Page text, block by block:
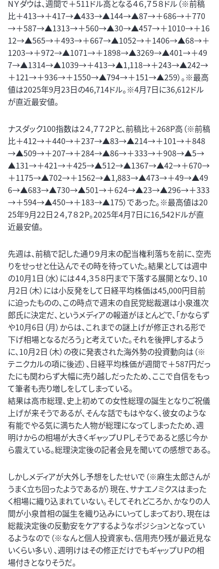
NＹダウは、週間で＋511ドル高となる４６,７５８ドル（※前稿
比＋413→＋417→▲433→▲144→▲87→＋686→＋770
→＋587→▲1313→＋560→▲30→▲457→＋1010→＋16
12→▲565→＋493→＋667→▲1052→＋1406→▲68→＋
1203→＋972→▲1071→＋1898→▲3269→▲401→＋49
7→▲1314→▲1039→＋413→▲1,118→＋243→▲242→
＋121→＋936→＋1550→▲794→＋151→▲259）。※最高
値は2025年9月23日の46,714ドル。※4月7日に36,612ドル
が直近最安値。
ナスダック100指数は２４,７７２Pと、前稿比＋268P高（※前稿
比＋412→＋440→＋237→▲83→▲214→＋101→＋848
→▲509→＋207→＋284→▲86→＋333→＋908→▲5→
▲131→＋421→＋425→▲512→▲1367→▲42→＋670→
＋1175→▲702→＋1562→▲1,883→▲473→＋49→▲49
6→▲683→▲730→▲501→＋624→▲23→▲296→＋333
→＋594→▲450→＋183→▲175）であった。※最高値は20
25年9月22日２４,７８２P。2025年4月7日に16,542ドルが直
近最安値。
先週は、前稿で記した通り９月末の配当権利落ちを前に、空売
りをせっせと仕込んでその時を待っていた。結果としては週中
の10月1日（水）には４４,３５８円まで下落する展開となり、10
月2日（木）には小反発をして日経平均株価は45,000円目前
に迫ったものの、この時点で週末の自民党総裁選は小泉進次
郎氏に決定だ、というメディアの報道がほとんどで、「かならず
や10月6日（月）からは、これまでの謎上げが修正される形で
下げ相場となるだろう」と考えていた。それを後押しするよう
に、10月2日（木）の夜に発表された海外勢の投資動向は（※
テニクカルの項に後述）、日経平均株価が週間で＋587円だっ
たにも関わらず大幅に売り越しだったため、ここで自信をもっ
て筆者も売り増しをしてしまっている。
結果は高市総理、史上初めての女性総理の誕生となりご祝儀
上げが来そうであるが、そんな話でもはやなく、彼女のような
有能でやる気に満ちた人物が総理になってしまったため、週
明けからの相場が大きくギャップＵＰしそうであると感じ今か
ら震えている。総理決定後の記者会見を聞いての感想である。
しかしメディアが大外し予想をしたせいで（※麻生太郎さんが
うまく立ち回ったようであるが）現在、サナエノミクスはまった
く相場に織り込まれていない。そしてそれどころか、かなりの人
間が小泉首相の誕生を織り込みにいってしまっており、現在は
総裁決定後の反動安をケアするようなポジションとなってい
るようなので（※なんと個人投資家も、信用売り残が最近見な
いくらい多い）、週明けはその修正だけでもギャップＵＰの相
場付きとなりそうだ。